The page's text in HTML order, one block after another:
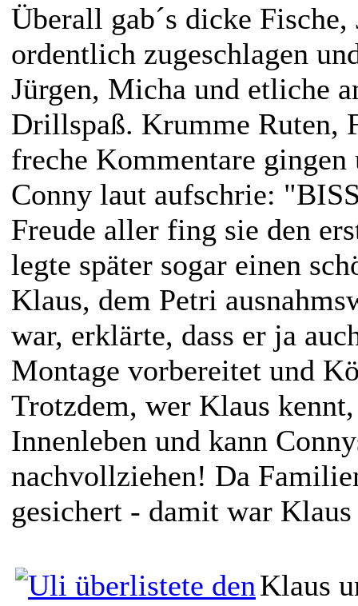
Überall gab´s dicke Fische,
ordentlich zugeschlagen
Jürgen, Micha und etliche
Drillspaß. Krumme Ruten,
freche Kommentare gingen
Conny laut aufschrie:
Freude aller fing sie den
legte später sogar einen
Klaus, dem Petri
war, erklärte, dass er ja
Montage vorbereitet und
Trotzdem, wer Klaus
Innenleben und kann
nachvollziehen! Da
gesichert - damit war
Klaus